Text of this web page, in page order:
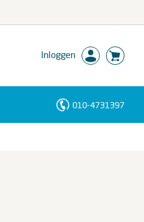
Inloggen
010-4731397